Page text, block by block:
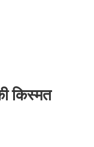
किस्मत